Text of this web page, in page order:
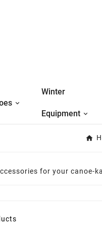
Winter
Equipment
for your canoe-